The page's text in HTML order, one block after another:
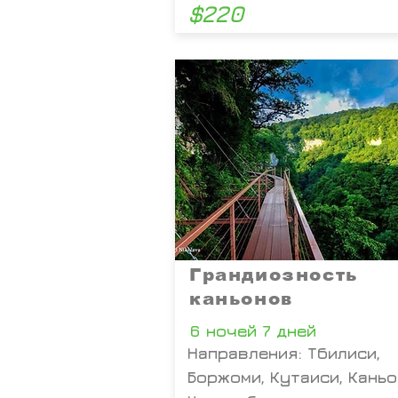
$220
Грандиозность
каньонов
6 ночей 7 дней
Направления: Тбилиси,
Боржоми, Кутаиси,